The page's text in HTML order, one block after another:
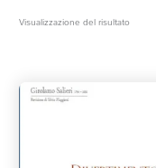
Clarinetto basso
Visualizzazione del risultato